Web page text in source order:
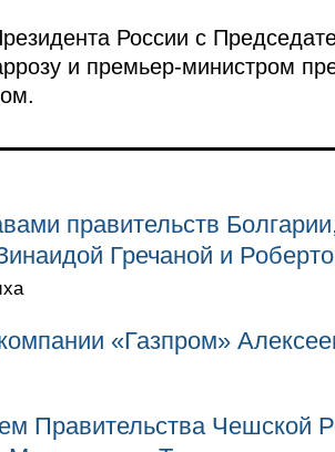
России с
и премьер-министром
правительств
Гречаной и
«Газпром»
Правительства Чешской